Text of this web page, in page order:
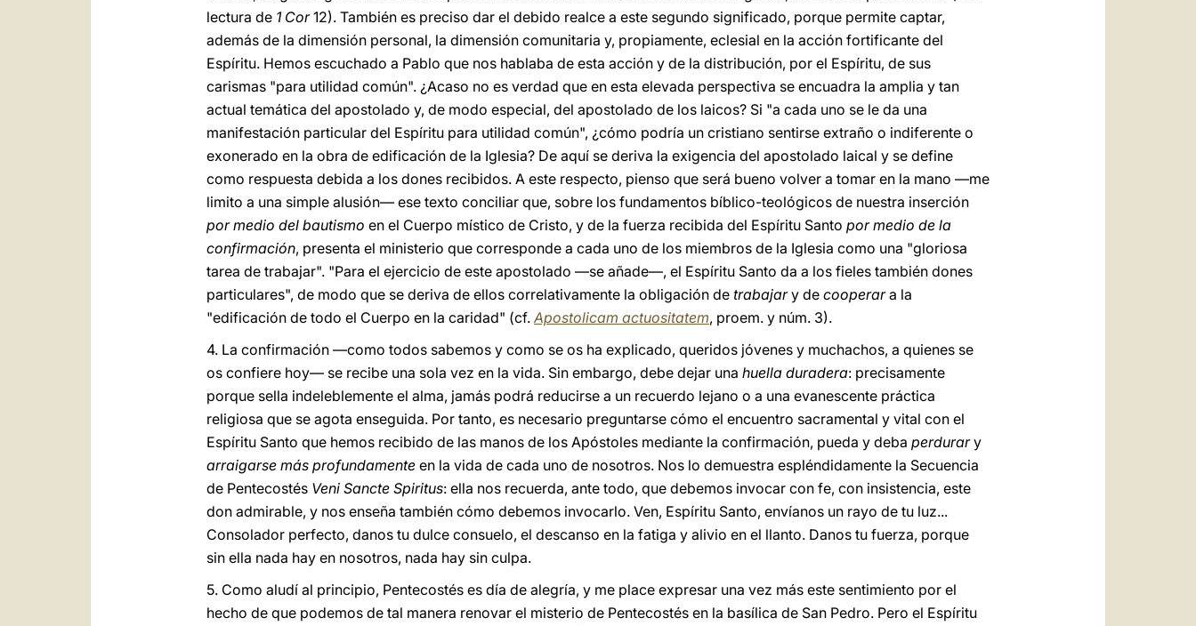
lectura de 1 Cor12). También es preciso dar el debido realce a este segundo significado, porque permite captar,
además de la dimensión personal, la dimensión comunitaria y, propiamente, eclesial en la acción fortificante del
Espíritu. Hemos escuchado a Pablo que nos hablaba de esta acción y de la distribución, por el Espíritu, de sus
carismas "para utilidad común". ¿Acaso no es verdad que en esta elevada perspectiva se encuadra la amplia y tan
actual temática del apostolado y, de modo especial, del apostolado de los laicos? Si "a cada uno se le da una
manifestación particular del Espíritu para utilidad común", ¿cómo podría un cristiano sentirse extraño o indiferente o
exonerado en la obra de edificación de la Iglesia? De aquí se deriva la exigencia del apostolado laical y se define
como respuesta debida a los dones recibidos. A este respecto, pienso que será bueno volver a tomar en la mano —me
limito a una simple alusión— ese texto conciliar que, sobre los fundamentos bíblico-teológicos de nuestra inserción
por medio del bautismo en el Cuerpo místico de Cristo, y de la fuerza recibida del Espíritu Santo por medio de la
confirmación, presenta el ministerio que corresponde a cada uno de los miembros de la Iglesia como una "gloriosa
tarea de trabajar". "Para el ejercicio de este apostolado —se añade—, el Espíritu Santo da a los fieles también dones
particulares", de modo que se deriva de ellos correlativamente la obligación de trabajary de cooperara la
"edificación de todo el Cuerpo en la caridad" (cf. Apostolicam actuositatem, proem. y núm. 3).
4. La confirmación —como todos sabemos y como se os ha explicado, queridos jóvenes y muchachos, a quienes se
os confiere hoy— se recibe una sola vez en la vida. Sin embargo, debe dejar una huella duradera: precisamente
porque sella indeleblemente el alma, jamás podrá reducirse a un recuerdo lejano o a una evanescente práctica
religiosa que se agota enseguida. Por tanto, es necesario preguntarse cómo el encuentro sacramental y vital con el
Espíritu Santo que hemos recibido de las manos de los Apóstoles mediante la confirmación, pueda y deba perdurary
arraigarse más profundamente en la vida de cada uno de nosotros. Nos lo demuestra espléndidamente la Secuencia
de Pentecostés Veni Sancte Spiritus: ella nos recuerda, ante todo, que debemos invocar con fe, con insistencia, este
don admirable, y nos enseña también cómo debemos invocarlo. Ven, Espíritu Santo, envíanos un rayo de tu luz...
Consolador perfecto, danos tu dulce consuelo, el descanso en la fatiga y alivio en el llanto. Danos tu fuerza, porque
sin ella nada hay en nosotros, nada hay sin culpa.
5. Como aludí al principio, Pentecostés es día de alegría, y me place expresar una vez más este sentimiento por el
hecho de que podemos de tal manera renovar el misterio de Pentecostés en la basílica de San Pedro. Pero el Espíritu